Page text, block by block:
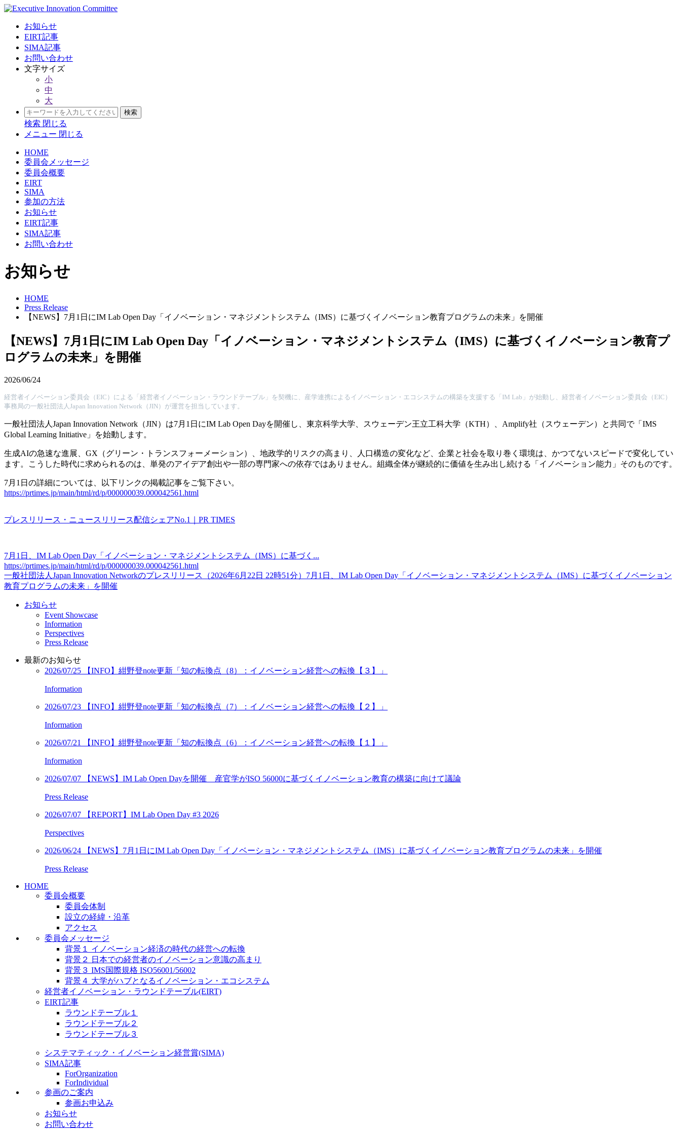
お知らせ
EIRT記事
SIMA記事
お問い合わせ
文字サイズ
小
中
大
検索 閉じる
メニュー 閉じる
HOME
委員会メッセージ
委員会概要
EIRT
SIMA
参加の方法
お知らせ
EIRT記事
SIMA記事
お問い合わせ
お知らせ
HOME
Press Release
【NEWS】7月1日にIM Lab Open Day「イノベーション・マネジメントシステム（IMS）に基づくイノベーション教育プログラムの未来」を開催
【NEWS】7月1日にIM Lab Open Day「イノベーション・マネジメントシステム（IMS）に基づくイノベーション教育プ
ログラムの未来」を開催
2026/06/24
経営者イノベーション委員会（EIC）による「経営者イノベーション・ラウンドテーブル」を契機に、産学連携によるイノベーション・エコシステムの構築を支援する「IM Lab」が始動し、経営者イノベーション委員会（EIC）
事務局の一般社団法人Japan Innovation Network（JIN）が運営を担当しています。
一般社団法人Japan Innovation Network（JIN）は7月1日にIM Lab Open Dayを開催し、東京科学大学、スウェーデン王立工科大学（KTH）、Amplify社（スウェーデン）と共同で「IMS
Global Learning Initiative」を始動します。
生成AIの急速な進展、GX（グリーン・トランスフォーメーション）、地政学的リスクの高まり、人口構造の変化など、企業と社会を取り巻く環境は、かつてないスピードで変化してい
ます。こうした時代に求められるのは、単発のアイデア創出や一部の専門家への依存ではありません。組織全体が継続的に価値を生み出し続ける「イノベーション能力」そのものです。
7月1日の詳細については、以下リンクの掲載記事をご覧下さい。
https://prtimes.jp/main/html/rd/p/000000039.000042561.html
プレスリリース・ニュースリリース配信シェアNo.1｜PR TIMES
7月1日、IM Lab Open Day「イノベーション・マネジメントシステム（IMS）に基づく...
https://prtimes.jp/main/html/rd/p/000000039.000042561.html
一般社団法人Japan Innovation Networkのプレスリリース（2026年6月22日 22時51分）7月1日、IM Lab Open Day「イノベーション・マネジメントシステム（IMS）に基づくイノベーション
教育プログラムの未来」を開催
お知らせ
Event Showcase
Information
Perspectives
Press Release
最新のお知らせ
2026/07/25 【INFO】紺野登note更新「知の転換点（8）：イノベーション経営への転換【３】」
Information
2026/07/23 【INFO】紺野登note更新「知の転換点（7）：イノベーション経営への転換【２】」
Information
2026/07/21 【INFO】紺野登note更新「知の転換点（6）：イノベーション経営への転換【１】」
Information
2026/07/07 【NEWS】IM Lab Open Dayを開催 産官学がISO 56000に基づくイノベーション教育の構築に向けて議論
Press Release
2026/07/07 【REPORT】IM Lab Open Day #3 2026
Perspectives
2026/06/24 【NEWS】7月1日にIM Lab Open Day「イノベーション・マネジメントシステム（IMS）に基づくイノベーション教育プログラムの未来」を開催
Press Release
HOME
委員会概要
委員会体制
設立の経緯・沿革
アクセス
委員会メッセージ
背景１ イノベーション経済の時代の経営への転換
背景２ 日本での経営者のイノベーション意識の高まり
背景３ IMS国際規格 ISO56001/56002
背景４ 大学がハブとなるイノベーション・エコシステム
経営者イノベーション・ラウンドテーブル(EIRT)
EIRT記事
ラウンドテーブル１
ラウンドテーブル２
ラウンドテーブル３
システマティック・イノベーション経営賞(SIMA)
SIMA記事
ForOrganization
ForIndividual
参画のご案内
参画お申込み
お知らせ
お問い合わせ